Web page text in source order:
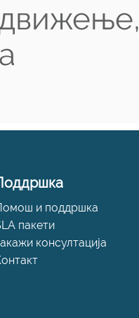
и поддршка
пакети
консултација